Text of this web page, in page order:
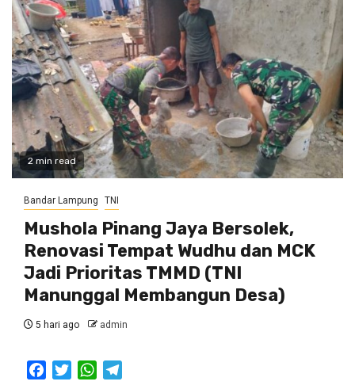
2 min read
Bandar Lampung TNI
Mushola Pinang Jaya Bersolek,
Renovasi Tempat Wudhu dan MCK
Jadi Prioritas TMMD (TNI
Manunggal Membangun Desa)
5 hari ago admin
FacebookTwitterWhatsApp